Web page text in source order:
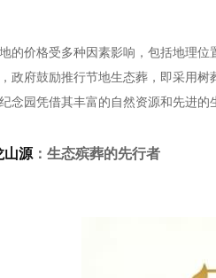
的价格受多种因素影响，包括地理
政府鼓励推行节地生态葬，即采用
念园凭借其丰富的自然资源和先进的
山源 ：生态殡葬的先行者